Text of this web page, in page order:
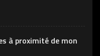
à proximité de mon